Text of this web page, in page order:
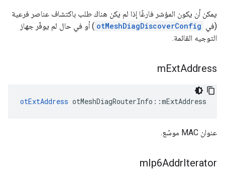
يمكن أن يكون المؤشر فارغًا إذا لم يكن هناك طلب باكتشاف عناصر فرعية
(في otMeshDiagDiscoverConfig ) أو في حال لم يوفّر جهاز
التوجيه القائمة.
mExtAddress
otExtAddress otMeshDiagRouterInfo ::mExtAddress
عنوان MAC موسّع.
mIp6AddrIterator